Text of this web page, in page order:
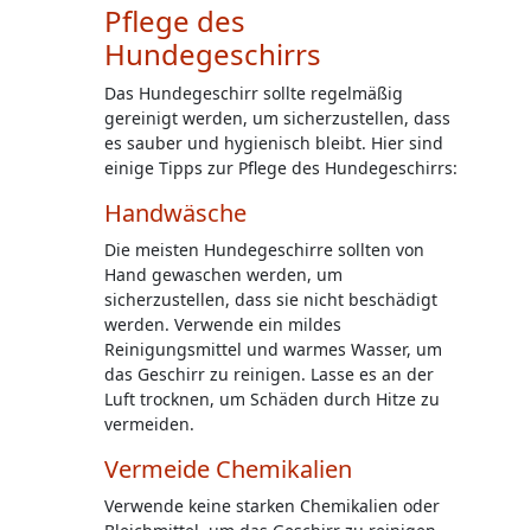
Pflege des
Hundegeschirrs
Das Hundegeschirr sollte regelmäßig
gereinigt werden, um sicherzustellen, dass
es sauber und hygienisch bleibt. Hier sind
einige Tipps zur Pflege des Hundegeschirrs:
Handwäsche
Die meisten Hundegeschirre sollten von
Hand gewaschen werden, um
sicherzustellen, dass sie nicht beschädigt
werden. Verwende ein mildes
Reinigungsmittel und warmes Wasser, um
das Geschirr zu reinigen. Lasse es an der
Luft trocknen, um Schäden durch Hitze zu
vermeiden.
Vermeide Chemikalien
Verwende keine starken Chemikalien oder